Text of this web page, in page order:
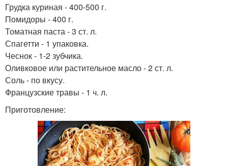
Грудка куриная - 400-500 г.
Помидоры - 400 г.
Томатная паста - 3 ст. л.
Спагетти - 1 упаковка.
Чеснок - 1-2 зубчика.
Оливковое или растительное масло - 2 ст. л.
Соль - по вкусу.
Французские травы - 1 ч. л.
Приготовление: